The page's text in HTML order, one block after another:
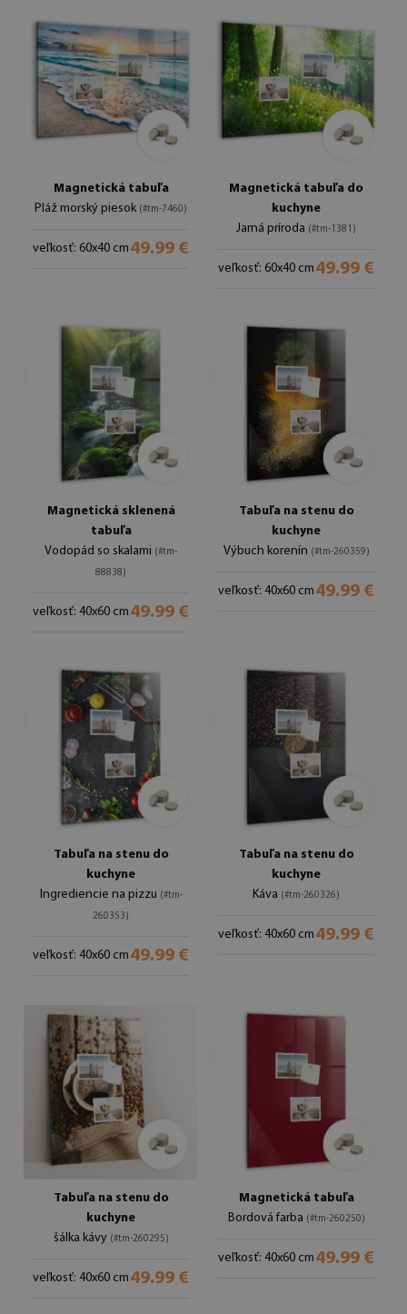
Magnetická tabuľa
Pláž morský piesok (#tm-7460)
veľkosť: 60x40 cm 49.99 €
Magnetická tabuľa do
kuchyne
Jarná príroda (#tm-1381)
veľkosť: 60x40 cm 49.99 €
Magnetická sklenená
tabuľa
Vodopád so skalami (#tm-
88838)
veľkosť: 40x60 cm 49.99 €
Tabuľa na stenu do
kuchyne
Výbuch korenín (#tm-260359)
veľkosť: 40x60 cm 49.99 €
Tabuľa na stenu do
kuchyne
Ingrediencie na pizzu (#tm-
260353)
veľkosť: 40x60 cm 49.99 €
Tabuľa na stenu do
kuchyne
Káva (#tm-260326)
veľkosť: 40x60 cm 49.99 €
Tabuľa na stenu do
kuchyne
šálka kávy (#tm-260295)
veľkosť: 40x60 cm 49.99 €
Magnetická tabuľa
Bordová farba (#tm-260250)
veľkosť: 40x60 cm 49.99 €